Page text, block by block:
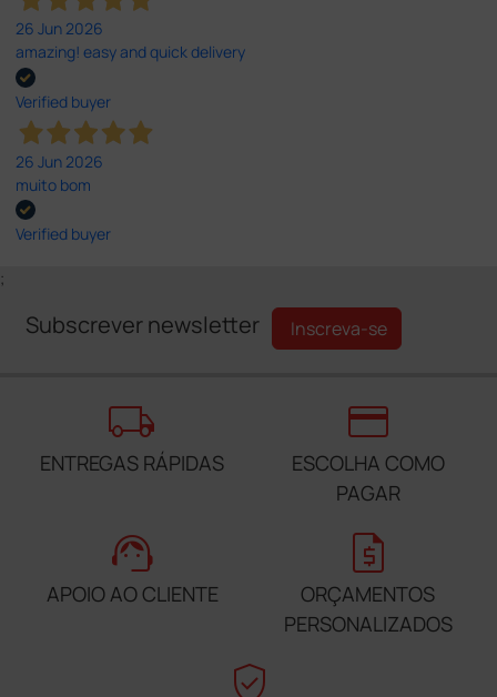
26 Jun 2026
amazing! easy and quick delivery
Verified buyer
26 Jun 2026
muito bom
Verified buyer
;
Subscrever newsletter Inscreva-se
local_shipping
ENTREGAS RÁPIDAS
credit_card
ESCOLHA COMO
PAGAR
support_agent
APOIO AO CLIENTE
request_quote
ORÇAMENTOS
PERSONALIZADOS
verified_user